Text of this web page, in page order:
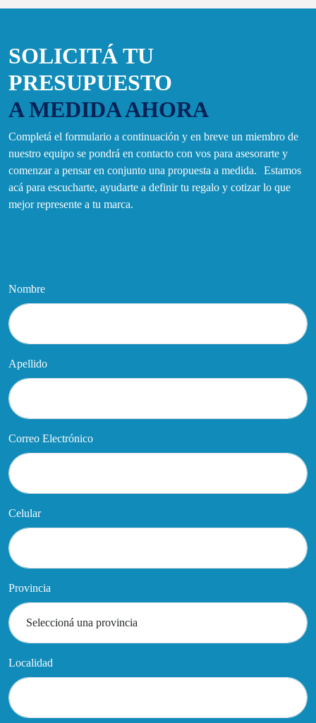
SOLICITÁ TU
PRESUPUESTO
A MEDIDA AHORA
Completá el formulario a continuación y en breve un miembro de
nuestro equipo se pondrá en contacto con vos para asesorarte y
comenzar a pensar en conjunto una propuesta a medida. Estamos
acá para escucharte, ayudarte a definir tu regalo y cotizar lo que
mejor represente a tu marca.
Nombre
Apellido
Correo Electrónico
Celular
Provincia
Localidad